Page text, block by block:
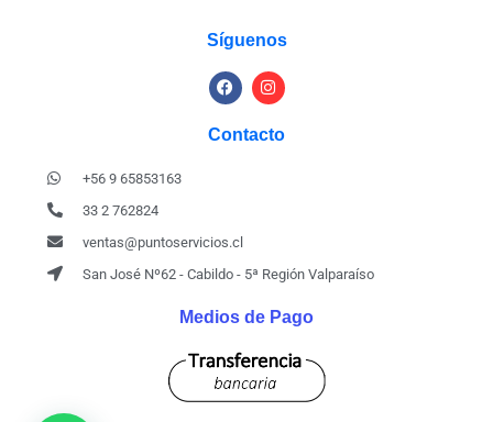
Síguenos
Contacto
+56 9 65853163
33 2 762824
ventas@puntoservicios.cl
San José Nº62 - Cabildo - 5ª Región Valparaíso
Medios de Pago